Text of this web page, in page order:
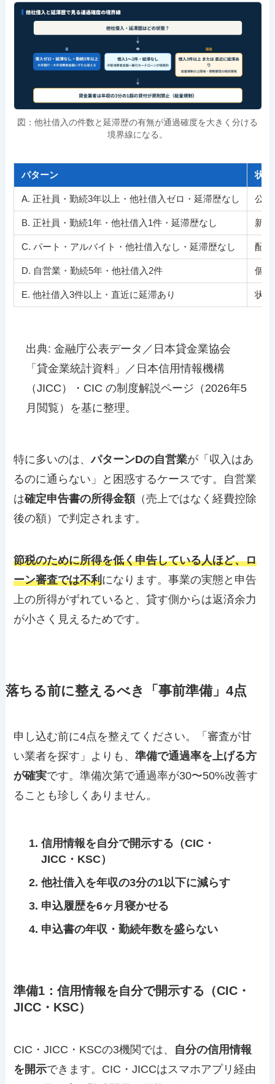
図：他社借入の件数と延滞歴の有無が通過確度を大きく分ける
境界線になる。
パターン 状況
A. 正社員・勤続3年以上・他社借入ゼロ・延滞歴なし 公
B. 正社員・勤続1年・他社借入1件・延滞歴なし 新
C. パート・アルバイト・他社借入なし・延滞歴なし 配
D. 自営業・勤続5年・他社借入2件 個
E. 他社借入3件以上・直近に延滞あり 状
出典: 金融庁公表データ／日本貸金業協会
「貸金業統計資料」／日本信用情報機構
（JICC）・CIC の制度解説ページ（2026年5
月閲覧）を基に整理。
特に多いのは、パターンDの自営業が「収入はあ
るのに通らない」と困惑するケースです。自営業
は確定申告書の所得金額（売上ではなく経費控除
後の額）で判定されます。
節税のために所得を低く申告している人ほど、ロ
ーン審査では不利になります。事業の実態と申告
上の所得がずれていると、貸す側からは返済余力
が小さく見えるためです。
落ちる前に整えるべき「事前準備」4点
申し込む前に4点を整えてください。「審査が甘
い業者を探す」よりも、準備で通過率を上げる方
が確実です。準備次第で通過率が30〜50%改善す
ることも珍しくありません。
信用情報を自分で開示する（CIC・
JICC・KSC）
他社借入を年収の3分の1以下に減らす
申込履歴を6ヶ月寝かせる
申込書の年収・勤続年数を盛らない
準備1：信用情報を自分で開示する（CIC・
JICC・KSC）
CIC・JICC・KSCの3機関では、 自分の信用情報
を開示できます。CIC・JICCはスマホアプリ経由